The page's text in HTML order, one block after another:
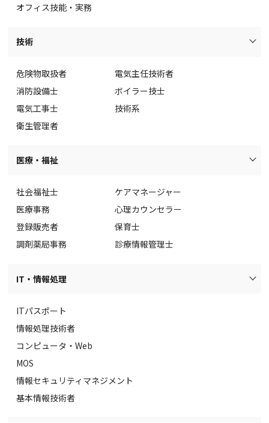
オフィス技能・実務
技術
危険物取扱者
消防設備士
電気工事士
衛生管理者
電気主任技術者
ボイラー技士
技術系
医療・福祉
社会福祉士
医療事務
登録販売者
調剤薬局事務
ケアマネージャー
心理カウンセラー
保育士
診療情報管理士
IT・情報処理
ITパスポート
情報処理技術者
コンピュータ・Web
MOS
情報セキュリティマネジメント
基本情報技術者